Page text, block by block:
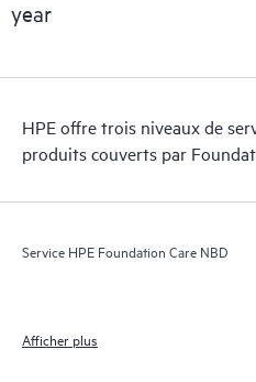
year
HPE offre trois niveaux de
produits couverts par
Service HPE Foundation Care NBD
Afficher plus